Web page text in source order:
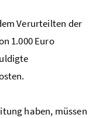
Verurteilten der
1.000 Euro
haben, müssen